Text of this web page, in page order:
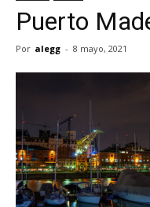
Puerto
Por alegg - 8 mayo, 2021